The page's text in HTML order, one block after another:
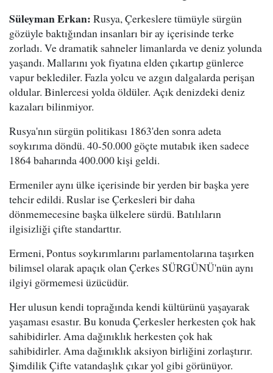
Süleyman Erkan: Rusya, Çerkeslere tümüyle sürgün
gözüyle baktığından insanları bir ay içerisinde terke
zorladı. Ve dramatik sahneler limanlarda ve deniz yolunda
yaşandı. Mallarını yok fiyatına elden çıkartıp günlerce
vapur beklediler. Fazla yolcu ve azgın dalgalarda perişan
oldular. Binlercesi yolda öldüler. Açık denizdeki deniz
kazaları bilinmiyor.
Rusya'nın sürgün politikası 1863'den sonra adeta
soykırıma döndü. 40-50.000 göçte mutabık iken sadece
1864 baharında 400.000 kişi geldi.
Ermeniler aynı ülke içerisinde bir yerden bir başka yere
tehcir edildi. Ruslar ise Çerkesleri bir daha
dönmemecesine başka ülkelere sürdü. Batılıların
ilgisizliği çifte standarttır.
Ermeni, Pontus soykırımlarını parlamentolarına taşırken
bilimsel olarak apaçık olan Çerkes SÜRGÜNÜ'nün aynı
ilgiyi görmemesi üzücüdür.
Her ulusun kendi toprağında kendi kültürünü yaşayarak
yaşaması esastır. Bu konuda Çerkesler herkesten çok hak
sahibidirler. Ama dağınıklık herkesten çok hak
sahibidirler. Ama dağınıklık aksiyon birliğini zorlaştırır.
Şimdilik Çifte vatandaşlık çıkar yol gibi görünüyor.